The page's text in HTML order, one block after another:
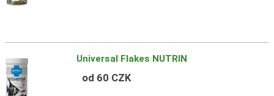
Universal Flakes NUTRIN
od 60 CZK